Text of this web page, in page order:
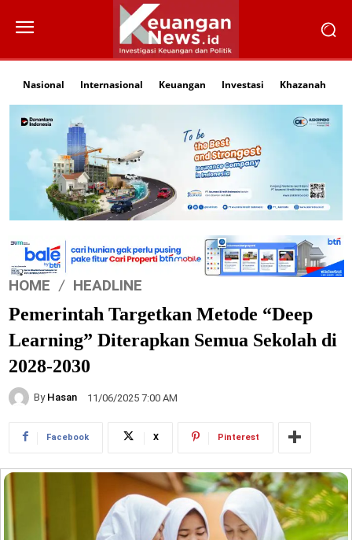
Nasional Internasional Keuangan Investasi Khazanah
HOME HEADLINE
Pemerintah Targetkan Metode “Deep
Learning” Diterapkan Semua Sekolah di
2028-2030
By Hasan 11/06/2025 7:00 AM
Facebook X Pinterest